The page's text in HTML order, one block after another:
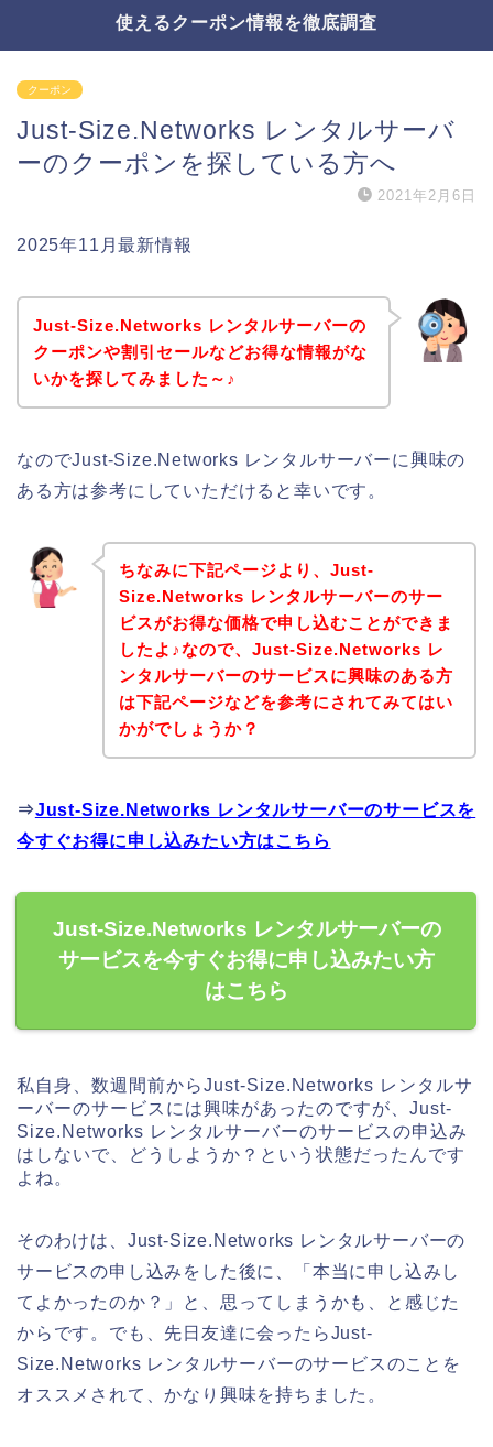
使えるクーポン情報を徹底調査
クーポン
Just-Size.Networks レンタルサーバ
ーのクーポンを探している方へ
2021年2月6日
2025年11月最新情報
Just-Size.Networks レンタルサーバーの
クーポンや割引セールなどお得な情報がな
いかを探してみました～♪
なのでJust-Size.Networks レンタルサーバーに興味の
ある方は参考にしていただけると幸いです。
ちなみに下記ページより、Just-
Size.Networks レンタルサーバーのサー
ビスがお得な価格で申し込むことができま
したよ♪なので、Just-Size.Networks レ
ンタルサーバーのサービスに興味のある方
は下記ページなどを参考にされてみてはい
かがでしょうか？
⇒Just-Size.Networks レンタルサーバーのサービスを
今すぐお得に申し込みたい方はこちら
Just-Size.Networks レンタルサーバーの
サービスを今すぐお得に申し込みたい方
はこちら
私自身、数週間前からJust-Size.Networks レンタルサ
ーバーのサービスには興味があったのですが、Just-
Size.Networks レンタルサーバーのサービスの申込み
はしないで、どうしようか？という状態だったんです
よね。
そのわけは、Just-Size.Networks レンタルサーバーの
サービスの申し込みをした後に、「本当に申し込みし
てよかったのか？」と、思ってしまうかも、と感じた
からです。でも、先日友達に会ったらJust-
Size.Networks レンタルサーバーのサービスのことを
オススメされて、かなり興味を持ちました。